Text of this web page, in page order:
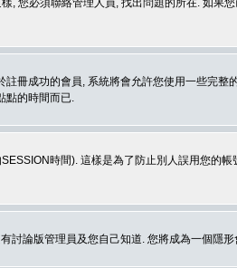
您必須聯絡管理人員, 找出問題的所在. 如
冊成功的會員, 系統將會允許您使用一些完
點的時間而已.
時間). 這樣是為了防止別人誤用您的
討論版管理員及您自己知道. 您將成為一個隱形